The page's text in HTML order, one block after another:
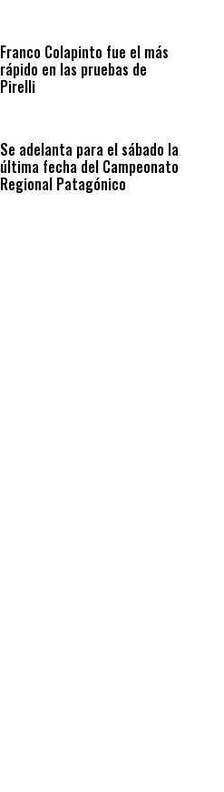
Franco Colapinto fue el más
rápido en las pruebas de
Pirelli
Se adelanta para el sábado la
última fecha del Campeonato
Regional Patagónico